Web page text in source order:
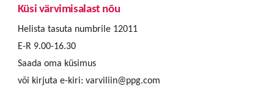
Küsi värvimisalast nõu
Helista tasuta numbrile 12011
E-R 9.00-16.30
Saada oma küsimus
või kirjuta e-kiri: varviliin@ppg.com